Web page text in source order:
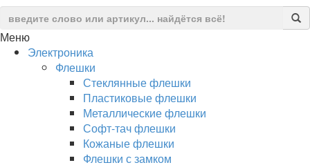
Меню
Электроника
Флешки
Стеклянные флешки
Пластиковые флешки
Металлические флешки
Софт-тач флешки
Кожаные флешки
Флешки с замком